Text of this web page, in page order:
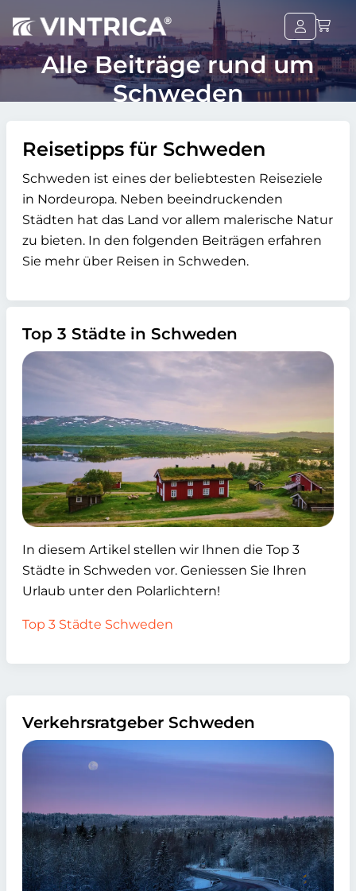
Alle Beiträge rund um
Schweden
Reisetipps für Schweden
Schweden ist eines der beliebtesten Reiseziele
in Nordeuropa. Neben beeindruckenden
Städten hat das Land vor allem malerische Natur
zu bieten. In den folgenden Beiträgen erfahren
Sie mehr über Reisen in Schweden.
Top 3 Städte in Schweden
In diesem Artikel stellen wir Ihnen die Top 3
Städte in Schweden vor. Geniessen Sie Ihren
Urlaub unter den Polarlichtern!
Top 3 Städte Schweden
Verkehrsratgeber Schweden